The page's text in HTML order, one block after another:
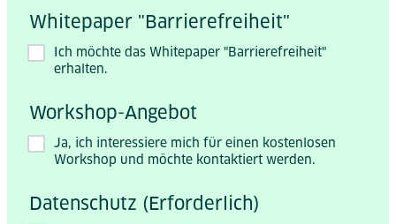
Whitepaper "Barrierefreiheit"
Ich möchte das Whitepaper "Barrierefreiheit"
erhalten.
Workshop-Angebot
Ja, ich interessiere mich für einen kostenlosen
Workshop und möchte kontaktiert werden.
Datenschutz (Erforderlich)